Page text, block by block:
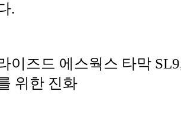
.
이즈드 에스웍스 타막
위한 진화